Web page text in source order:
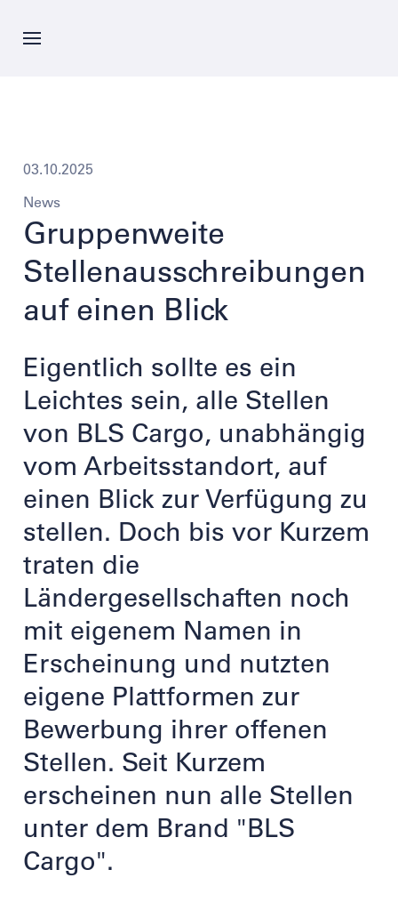
zum
Angebot
Unternehmen
Karriere
03.10.2025
News
Gruppenweite
Stellenausschreibungen
auf einen Blick
Eigentlich sollte es ein
Leichtes sein, alle Stellen
von BLS Cargo, unabhängig
vom Arbeitsstandort, auf
einen Blick zur Verfügung zu
stellen. Doch bis vor Kurzem
traten die
Ländergesellschaften noch
mit eigenem Namen in
Erscheinung und nutzten
eigene Plattformen zur
Bewerbung ihrer offenen
Stellen. Seit Kurzem
erscheinen nun alle Stellen
unter dem Brand "BLS
Cargo".